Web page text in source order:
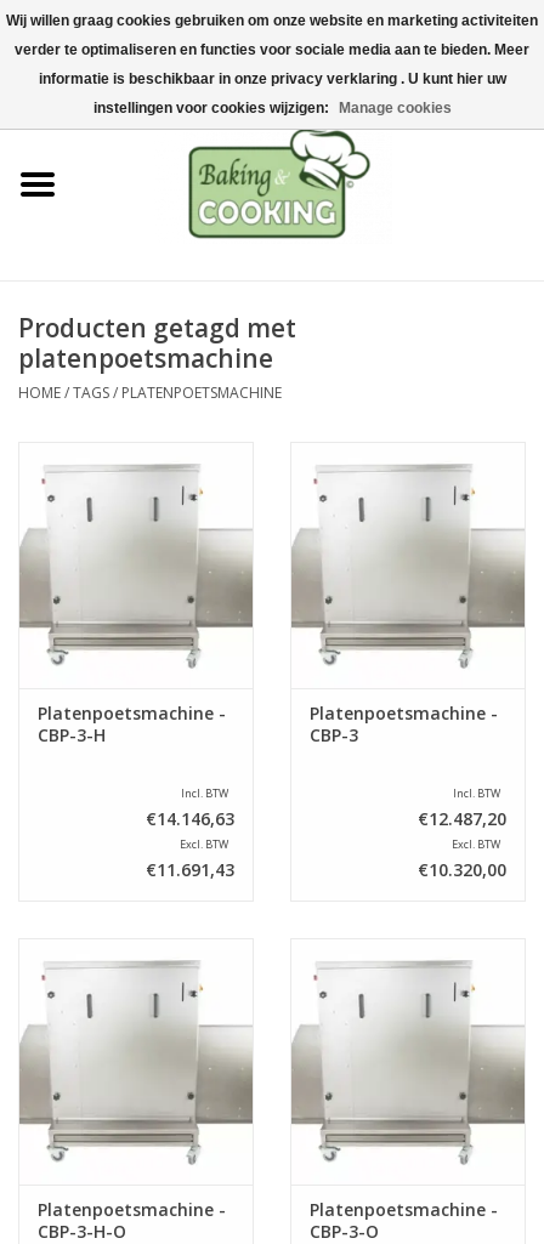
Home
Bak-& kookgerei
Machines & onderdelen
Chocolade & ijsbereiding
Hygiëne & opslag
Acties
Producten getagd met
platenpoetsmachine
HOME/TAGS/ PLATENPOETSMACHINE
Platenpoetsmachine -
CBP-3-H
Incl. BTW
€14.146,63
Excl. BTW
€11.691,43
Platenpoetsmachine -
CBP-3
Incl. BTW
€12.487,20
Excl. BTW
€10.320,00
Platenpoetsmachine -
CBP-3-H-O
Platenpoetsmachine -
CBP-3-O
Wij willen graag cookies gebruiken om onze website en marketing activiteiten
verder te optimaliseren en functies voor sociale media aan te bieden. Meer
informatie is beschikbaar in onze privacy verklaring . U kunt hier uw
instellingen voor cookies wijzigen:
Manage cookies